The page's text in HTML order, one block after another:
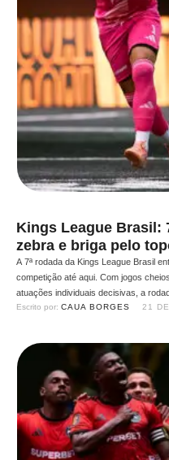
Kings League Brasil:
zebra e briga pelo
A 7ª rodada da Kings League Brasil
competição até aqui. Com jogos
atuações individuais decisivas, a
disputa ainda mais aberta. Vitórias
Escrito por: CAUA BORGES 21